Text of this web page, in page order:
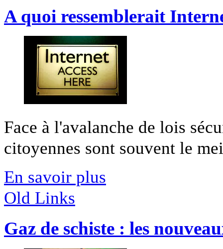
A quoi ressemblerait
Face à l'avalanche de lois
citoyennes sont souvent le
En savoir plus
Old Links
Gaz de schiste : les